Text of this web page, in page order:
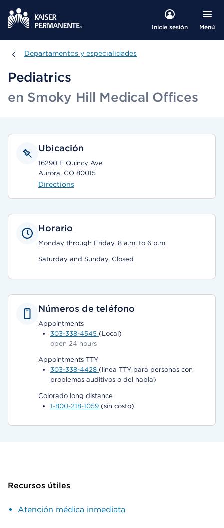
Inicie sesión Menú
Departamentos y especialidades
Departamentos y especialidades
Pediatrics
en Smoky Hill Medical Offices
Ubicación
16290 E Quincy Ave
Aurora, CO 80015
Directions
Horario
Monday through Friday, 8 a.m. to 6 p.m.
Saturday and Sunday, Closed
Números de teléfono
Appointments
303-338-4545 (Local)
open 24 hours
Appointments TTY
303-338-4428 (linea TTY para personas con
problemas auditivos o del habla)
Colorado long distance
1-800-218-1059 (sin costo)
Recursos útiles
Atención médica inmediata